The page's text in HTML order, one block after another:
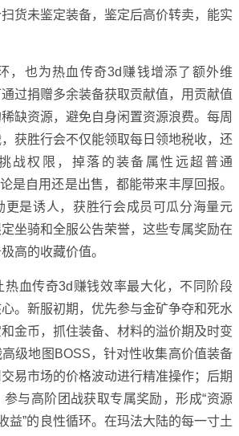
货未鉴定装备，鉴定后高价转卖，能实
，也为热血传奇3d赚钱增添了额外维
过捐赠多余装备获取贡献值，用贡献值
缺资源，避免自身闲置资源浪费。每周
获胜行会不仅能领取每日领地税收，还
战权限，掉落的装备属性远超普通
是自用还是出售，都能带来丰厚回报。
更是诱人，获胜行会成员可瓜分海量元
坐骑和全服公告荣誉，这些专属奖励在
高的收藏价值。
热血传奇3d赚钱效率最大化，不同阶段
。新服初期，优先参与金矿争夺和死水
金币，抓住装备、材料的溢价期及时变
级地图BOSS，针对性收集高价值装备
易市场的价格波动进行精准操作；后期
与高阶团战获取专属奖励，形成“资源
益”的良性循环。在玛法大陆的每一寸土